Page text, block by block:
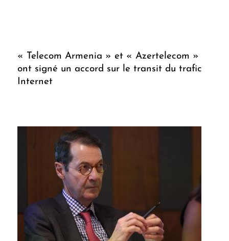
« Telecom Armenia » et « Azertelecom »
ont signé un accord sur le transit du trafic
Internet